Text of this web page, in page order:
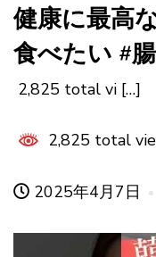
健康に最高
食べたい #
2,825 total vi […]
2,825 total
2025年4月7日